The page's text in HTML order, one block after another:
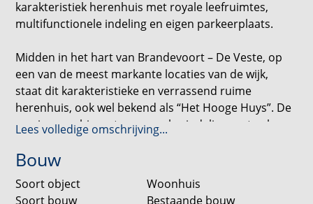
karakteristiek herenhuis met royale leefruimtes,
multifunctionele indeling en eigen parkeerplaats.
Midden in het hart van Brandevoort – De Veste, op
een van de meest markante locaties van de wijk,
staat dit karakteristieke en verrassend ruime
herenhuis, ook wel bekend als “Het Hooge Huys”. De
woning combineert een speelse indeling met volop
mogelijkheden: van comfortabel gezinsleven tot
werken aan huis.
Met vrij uitzicht over De Plaetse en het water aan de
Lees volledige omschrijving...
Bouw
Soort object
Woonhuis
Soort bouw
Bestaande bouw